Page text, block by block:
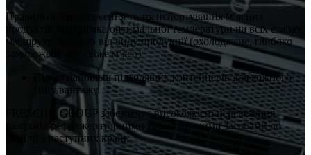
Правильне завантаження та транспортування м’ясних
продуктів, підтримка оптимальної температури на всіх етапах
маршруту, залежно від виду продукції (охолоджене, глибоко
заморожене або свіже м’ясо)
Підбір найбільш підходящих контейнерів для кожного
типу вантажу.
FRESCHO GROUP забезпечує високоякісні перевезення
вантажів рефрижераторними транспортними засобами до
кожної з наступних країн: